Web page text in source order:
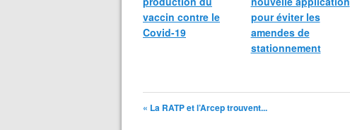
vaccin contre le
Covid-19
pour éviter les
amendes de
stationnement
« La RATP et l’Arcep trouvent...